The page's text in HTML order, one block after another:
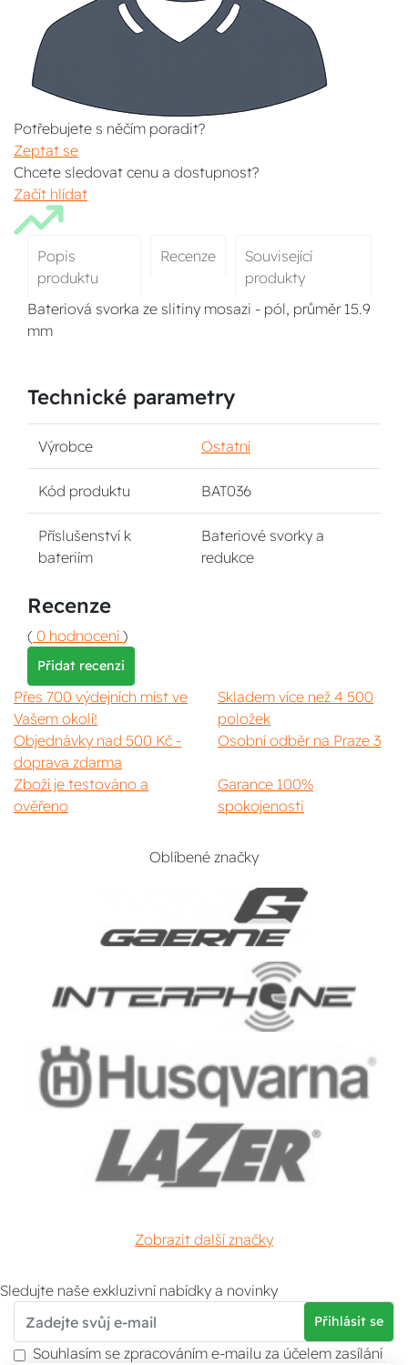
Potřebujete s něčím poradit?
Zeptat se
Chcete sledovat cenu a dostupnost?
Začít hlídat
Popis
produktu
Recenze
Související
produkty
Bateriová svorka ze slitiny mosazi - pól, průměr 15.9
mm
Technické parametry
Výrobce Ostatní
Kód produktu BAT036
Příslušenství k
bateriím
Bateriové svorky a
redukce
Recenze
( 0 hodnocení )
Přidat recenzi
Přes 700 výdejních míst ve
Vašem okolí!
Skladem více než 4 500
položek
Objednávky nad 500 Kč -
doprava zdarma
Osobní odběr na Praze 3
Zboží je testováno a
ověřeno
Garance 100%
spokojenosti
Oblíbené značky
Zobrazit další značky
Sledujte naše exkluzivní nabídky a novinky
Přihlásit se
Souhlasím se zpracováním e-mailu za účelem zasílání